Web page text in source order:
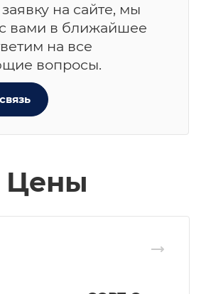
на сайте, мы
вами в ближайшее
на все
вопросы.
Цены